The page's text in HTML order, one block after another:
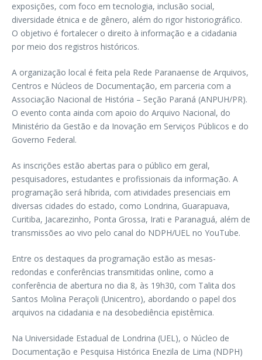
exposições, com foco em tecnologia, inclusão social,
diversidade étnica e de gênero, além do rigor historiográfico.
O objetivo é fortalecer o direito à informação e a cidadania
por meio dos registros históricos.
A organização local é feita pela Rede Paranaense de Arquivos,
Centros e Núcleos de Documentação, em parceria com a
Associação Nacional de História – Seção Paraná (ANPUH/PR).
O evento conta ainda com apoio do Arquivo Nacional, do
Ministério da Gestão e da Inovação em Serviços Públicos e do
Governo Federal.
As inscrições estão abertas para o público em geral,
pesquisadores, estudantes e profissionais da informação. A
programação será híbrida, com atividades presenciais em
diversas cidades do estado, como Londrina, Guarapuava,
Curitiba, Jacarezinho, Ponta Grossa, Irati e Paranaguá, além de
transmissões ao vivo pelo canal do NDPH/UEL no YouTube.
Entre os destaques da programação estão as mesas-
redondas e conferências transmitidas online, como a
conferência de abertura no dia 8, às 19h30, com Talita dos
Santos Molina Peraçoli (Unicentro), abordando o papel dos
arquivos na cidadania e na desobediência epistêmica.
Na Universidade Estadual de Londrina (UEL), o Núcleo de
Documentação e Pesquisa Histórica Enezila de Lima (NDPH)